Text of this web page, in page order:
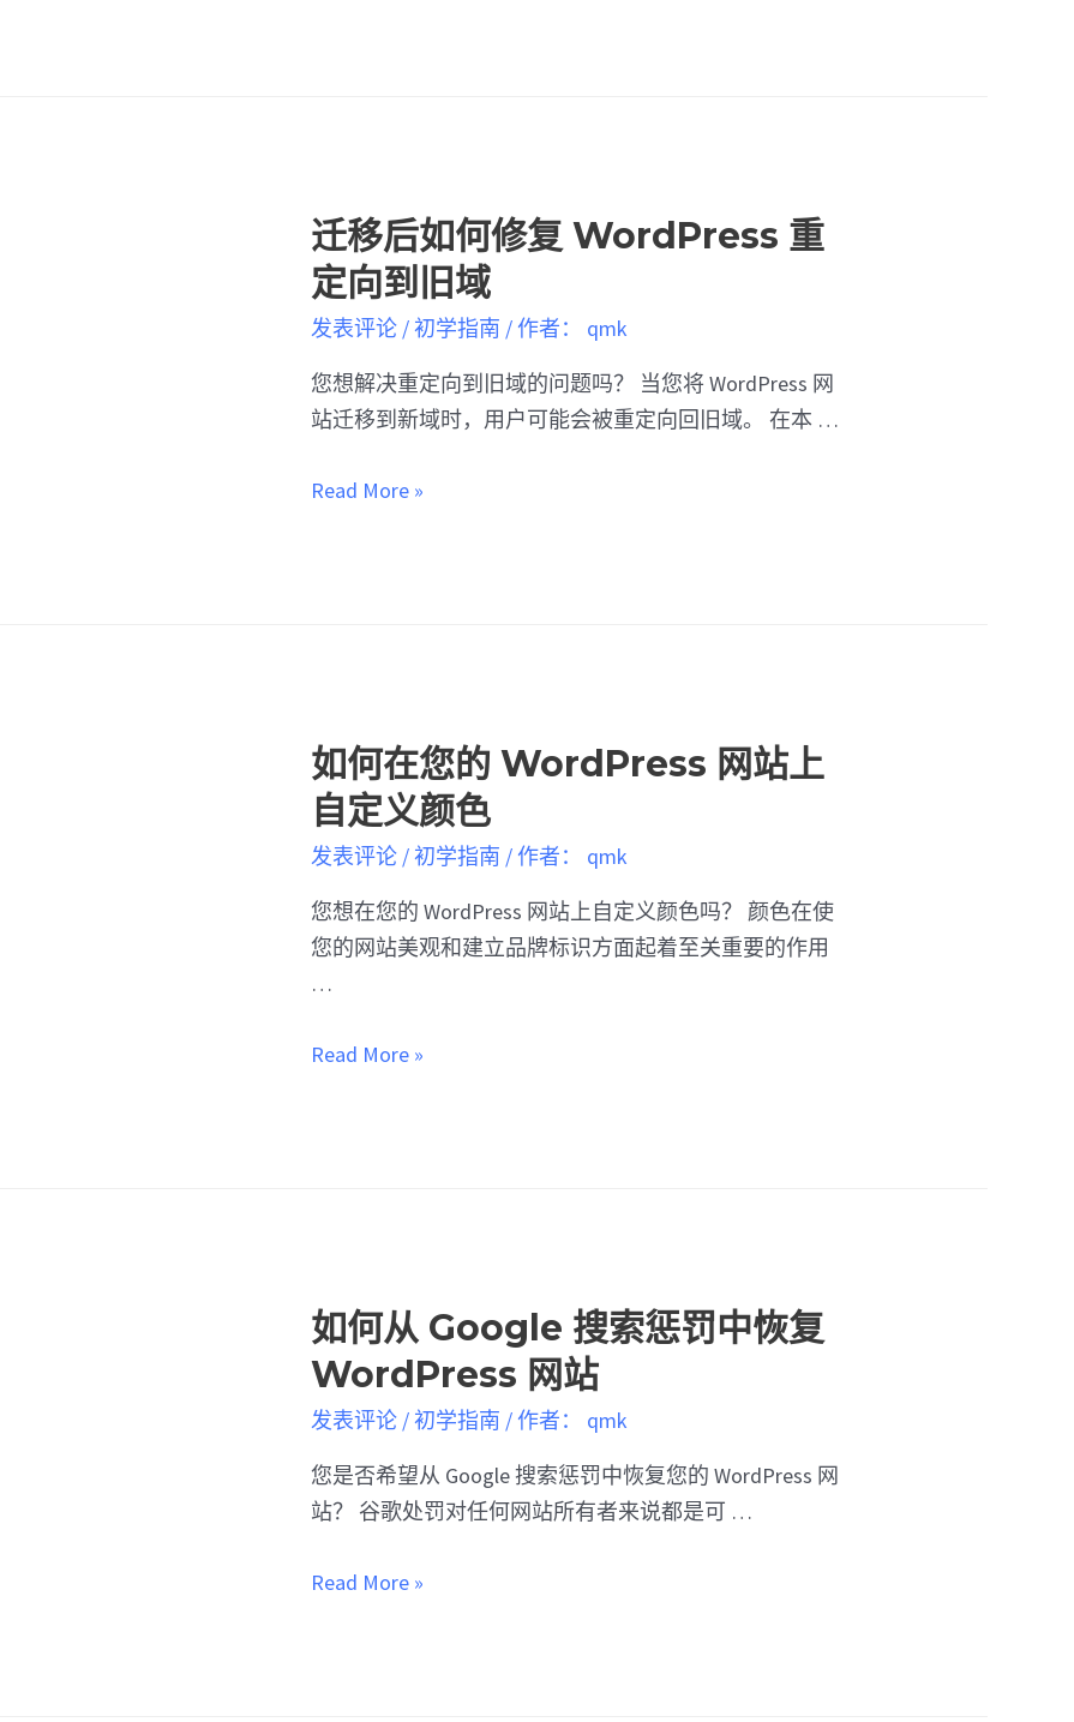
迁移后如何修复 WordPress 重
定向到旧域
发表评论 /初学指南 / 作者：
qmk
您想解决重定向到旧域的问题吗？ 当您将 WordPress 网
站迁移到新域时，用户可能会被重定向回旧域。 在本 …
Read More »
如何在您的 WordPress 网站上
自定义颜色
发表评论 /初学指南 / 作者：
qmk
您想在您的 WordPress 网站上自定义颜色吗？ 颜色在使
您的网站美观和建立品牌标识方面起着至关重要的作用
…
Read More »
如何从 Google 搜索惩罚中恢复
WordPress 网站
发表评论 /初学指南 / 作者：
qmk
您是否希望从 Google 搜索惩罚中恢复您的 WordPress 网
站？ 谷歌处罚对任何网站所有者来说都是可 …
Read More »